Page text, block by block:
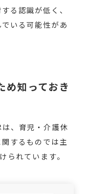
る認識が低く、
いる可能性があ
め知っておき
、育児・介護休
するものでは主
られています。